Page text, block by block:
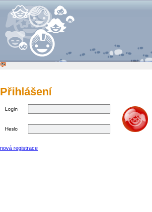
Přihlášení
Login
Heslo
nová registrace